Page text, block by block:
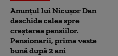
Anunțul lui Nicușor Dan
deschide calea spre
creșterea pensiilor.
Pensionarii, prima veste
bună după 2 ani